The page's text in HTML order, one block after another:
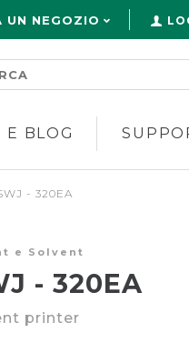
UN NEGOZIO
BLOG
- 320EA
e Solvent
- 320EA
printer